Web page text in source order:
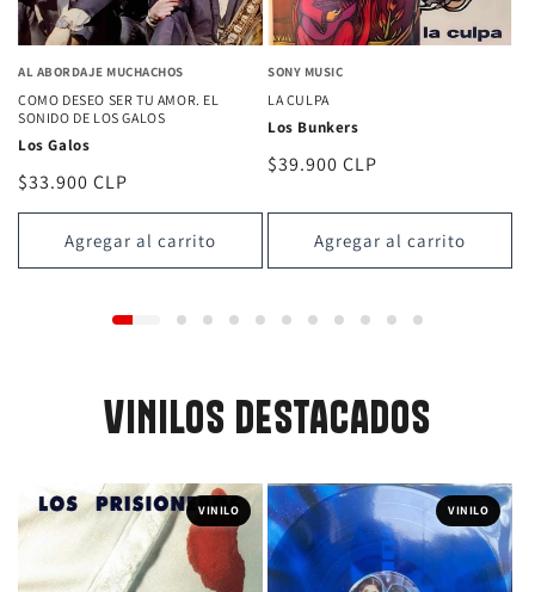
AL ABORDAJE MUCHACHOS
COMO DESEO SER TU AMOR. EL
SONIDO DE LOS GALOS
Los Galos
Precio
habitual
$33.900 CLP
Agregar al carrito
SONY MUSIC
LA CULPA
Los Bunkers
Precio
$39.900 CLP
Agregar al carrito
VINILOS DESTACADOS
VINILO VINILO